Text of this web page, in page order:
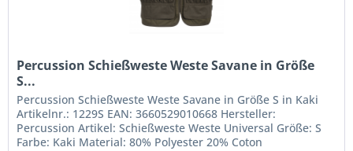
Percussion Schießweste Weste Savane in Größe
S...
Percussion Schießweste Weste Savane in Größe S in Kaki
Artikelnr.: 1229S EAN: 3660529010668 Hersteller:
Percussion Artikel: Schießweste Weste Universal Größe: S
Farbe: Kaki Material: 80% Polyester 20% Coton